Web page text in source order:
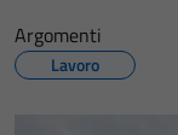
Argomenti
Lavoro